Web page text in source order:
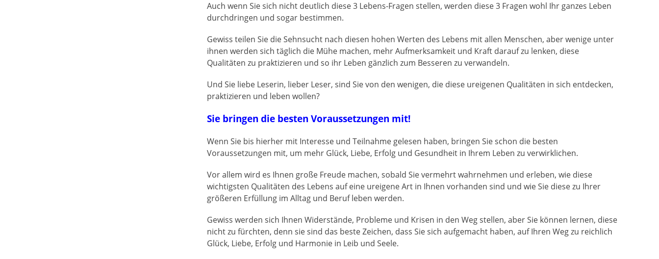
Auch wenn Sie sich nicht deutlich diese 3 Lebens-Fragen stellen, werden diese 3 Fragen wohl Ihr ganzes Leben
durchdringen und sogar bestimmen.
Gewiss teilen Sie die Sehnsucht nach diesen hohen Werten des Lebens mit allen Menschen, aber wenige unter
ihnen werden sich täglich die Mühe machen, mehr Aufmerksamkeit und Kraft darauf zu lenken, diese
Qualitäten zu praktizieren und so ihr Leben gänzlich zum Besseren zu verwandeln.
Und Sie liebe Leserin, lieber Leser, sind Sie von den wenigen, die diese ureigenen Qualitäten in sich entdecken,
praktizieren und leben wollen?
Sie bringen die besten Voraussetzungen mit!
Wenn Sie bis hierher mit Interesse und Teilnahme gelesen haben, bringen Sie schon die besten
Voraussetzungen mit, um mehr Glück, Liebe, Erfolg und Gesundheit in Ihrem Leben zu verwirklichen.
Vor allem wird es Ihnen große Freude machen, sobald Sie vermehrt wahrnehmen und erleben, wie diese
wichtigsten Qualitäten des Lebens auf eine ureigene Art in Ihnen vorhanden sind und wie Sie diese zu Ihrer
größeren Erfüllung im Alltag und Beruf leben werden.
Gewiss werden sich Ihnen Widerstände, Probleme und Krisen in den Weg stellen, aber Sie können lernen, diese
nicht zu fürchten, denn sie sind das beste Zeichen, dass Sie sich aufgemacht haben, auf Ihren Weg zu reichlich
Glück, Liebe, Erfolg und Harmonie in Leib und Seele.